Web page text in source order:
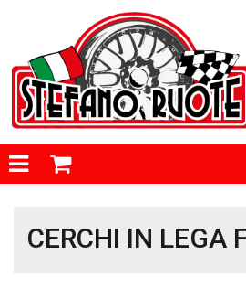
CERCHI IN LEGA